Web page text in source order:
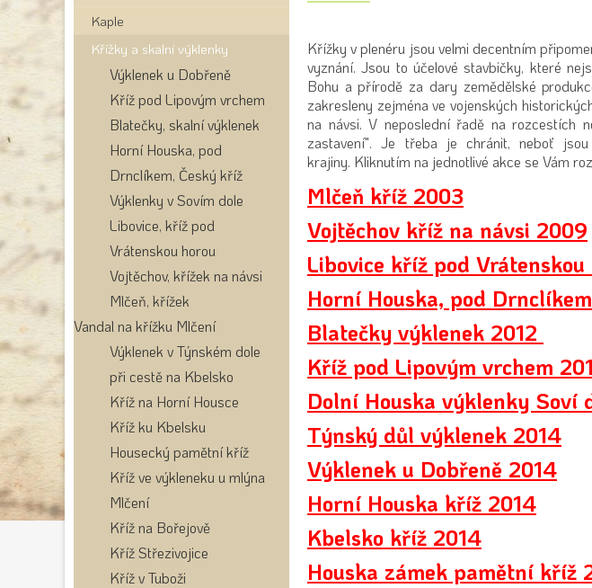
Kaple
Křížky a skalní výklenky
Výklenek u Dobřeně
Kříž pod Lipovým vrchem
Blatečky, skalní výklenek
Horní Houska, pod
Drnclíkem, Český kříž
Výklenky v Sovím dole
Libovice, kříž pod
Vrátenskou horou
Vojtěchov, křížek na návsi
Mlčeň, křížek
Vandal na křížku Mlčení
Výklenek v Týnském dole
při cestě na Kbelsko
Kříž na Horní Housce
Kříž ku Kbelsku
Housecký pamětní kříž
Kříž ve výkleneku u mlýna
Mlčení
Kříž na Bořejově
Kříž Střezivojice
Kříž v Tuboži
Křížky v plenéru jsou velmi decentním
vyznání. Jsou to účelové stavbičky, které
Bohu a přírodě za dary zemědělské
zakresleny zejména ve vojenských
na návsi. V neposlední řadě na rozcestích
zastavení". Je třeba je chránit, neboť
krajiny. Kliknutím na jednotlivé akce se Vám
Mlčeň kříž 2003
Vojtěchov kříž na návsi 2009
Libovice kříž pod Vrátenskou
Horní Houska, pod
Blatečky výklenek 2012
Kříž pod Lipovým vrchem
Dolní Houska výklenky Soví
Týnský důl výklenek 2014
Výklenek u Dobřeně 2014
Horní Houska kříž 2014
Kbelsko kříž 2014
Houska zámek pamětní kříž